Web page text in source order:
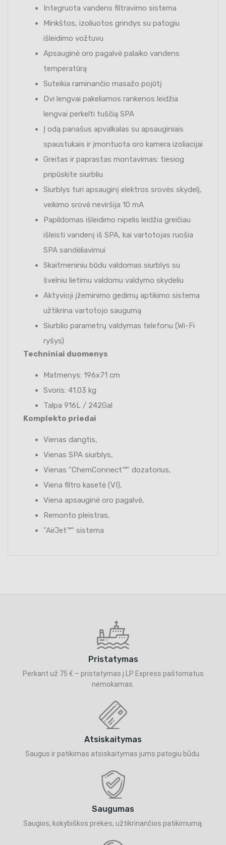
Integruota vandens filtravimo sistema
Minkštos, izoliuotos grindys su patogiu
išleidimo vožtuvu
Apsauginė oro pagalvė palaiko vandens
temperatūrą
Suteikia raminančio masažo pojūtį
Dvi lengvai pakeliamos rankenos leidžia
lengvai perkelti tuščią SPA
Į odą panašus apvalkalas su apsauginiais
spaustukais ir įmontuota oro kamera izoliacijai
Greitas ir paprastas montavimas: tiesiog
pripūskite siurbliu
Siurblys turi apsauginį elektros srovės skydelį,
veikimo srovė neviršija 10 mA
Papildomas išleidimo nipelis leidžia greičiau
išleisti vandenį iš SPA, kai vartotojas ruošia
SPA sandėliavimui
Skaitmeniniu būdu valdomas siurblys su
švelniu lietimu valdomu valdymo skydeliu
Aktyvioji įžeminimo gedimų aptikimo sistema
užtikrina vartotojo saugumą
Siurblio parametrų valdymas telefonu (Wi-Fi
ryšys)
Techniniai duomenys
Matmenys: 196x71 cm
Svoris: 41.03 kg
Talpa 916L / 242Gal
Komplekto priedai
Vienas dangtis,
Vienas SPA siurblys,
Vienas "ChemConnect™" dozatorius,
Viena filtro kasetė (VI),
Viena apsauginė oro pagalvė,
Remonto pleistras,
"AirJet™" sistema
Pristatymas
Perkant už 75 € – pristatymas į LP Express paštomatus
nemokamas.
Atsiskaitymas
Saugus ir patikimas atsiskaitymas jums patogiu būdu.
Saugumas
Saugios, kokybiškos prekės, užtikrinančios patikimumą.